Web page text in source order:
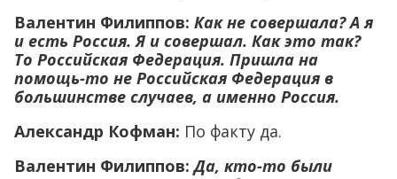
Валентин Филиппов: Как не совершала? А я
и есть Россия. Я и совершал. Как это так?
То Российская Федерация. Пришла на
помощь-то не Российская Федерация в
большинстве случаев, а именно Россия.
Александр Кофман: По факту да.
Валентин Филиппов:Да, кто-то были